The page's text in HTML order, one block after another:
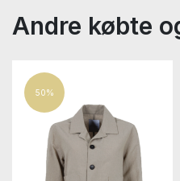
Andre købte
50%